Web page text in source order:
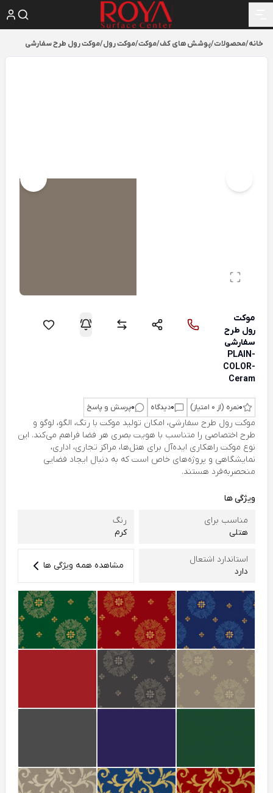
خانه/محصولات/پوشش های کف/موکت/موکت رول/موکت رول طرح سفارشی
موکت
رول طرح
سفارشی
PLAIN-
COLOR-
Ceram
0نمره (از 0 امتیاز) 0دیدگاه 0پرسش و پاسخ
موکت رول طرح سفارشی، امکان تولید موکت با رنگ، الگو، لوگو و
طرح اختصاصی را متناسب با هویت بصری هر فضا فراهم می‌کند. این
نوع موکت راهکاری ایده‌آل برای هتل‌ها، مراکز تجاری، اداری،
نمایشگاهی و پروژه‌های خاص است که به دنبال ایجاد فضایی
منحصربه‌فرد هستند.
ویژگی ها
مناسب برای
هتلی
رنگ
کرم
استاندارد اشتعال
دارد
مشاهده همه ویژگی ها